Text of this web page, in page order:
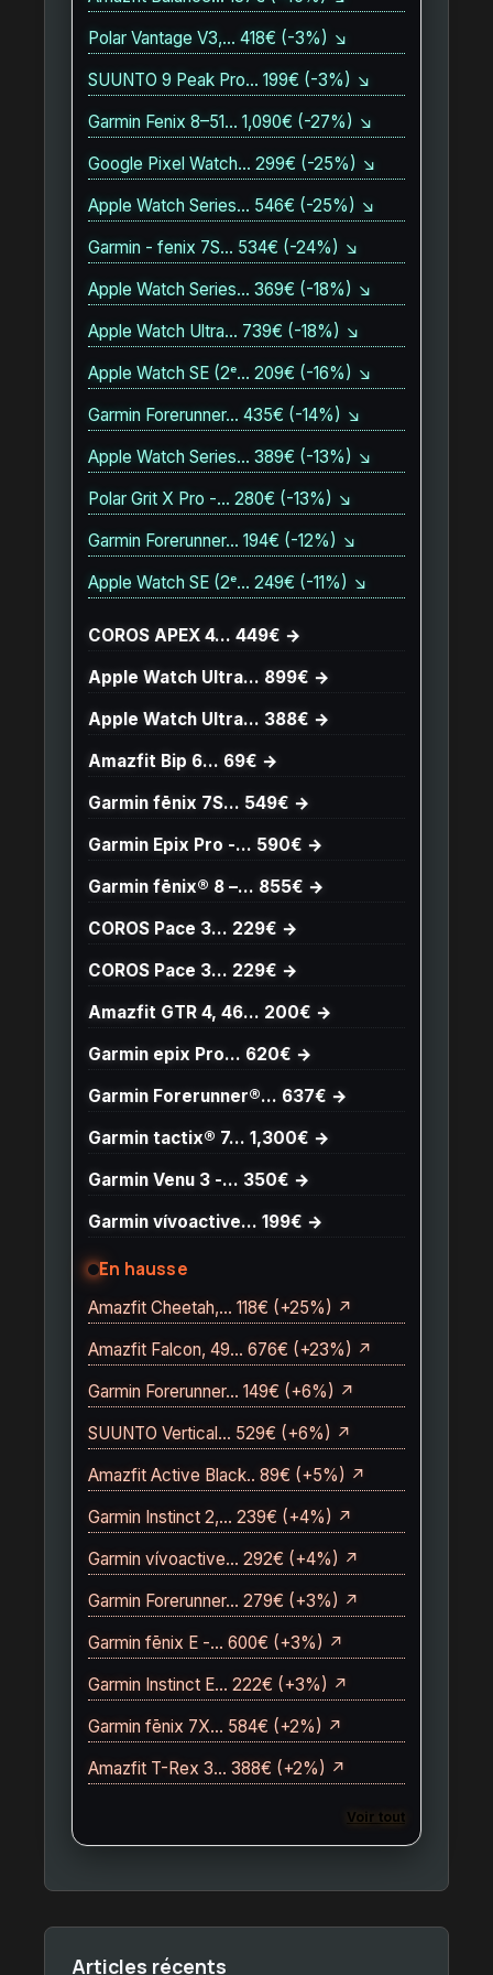
Polar Vantage V3,… 418€ (-3%) ↘
SUUNTO 9 Peak Pro… 199€ (-3%) ↘
Garmin Fenix 8–51… 1,090€ (-27%) ↘
Google Pixel Watch… 299€ (-25%) ↘
Apple Watch Series… 546€ (-25%) ↘
Garmin - fenix 7S… 534€ (-24%) ↘
Apple Watch Series… 369€ (-18%) ↘
Apple Watch Ultra… 739€ (-18%) ↘
Apple Watch SE (2ᵉ… 209€ (-16%) ↘
Garmin Forerunner… 435€ (-14%) ↘
Apple Watch Series… 389€ (-13%) ↘
Polar Grit X Pro -… 280€ (-13%) ↘
Garmin Forerunner… 194€ (-12%) ↘
Apple Watch SE (2ᵉ… 249€ (-11%) ↘
COROS APEX 4… 449€ →
Apple Watch Ultra… 899€ →
Apple Watch Ultra… 388€ →
Amazfit Bip 6… 69€ →
Garmin fēnix 7S… 549€ →
Garmin Epix Pro -… 590€ →
Garmin fēnix® 8 –… 855€ →
COROS Pace 3… 229€ →
COROS Pace 3… 229€ →
Amazfit GTR 4, 46… 200€ →
Garmin epix Pro… 620€ →
Garmin Forerunner®… 637€ →
Garmin tactix® 7… 1,300€ →
Garmin Venu 3 -… 350€ →
Garmin vívoactive… 199€ →
En hausse
Amazfit Cheetah,… 118€ (+25%) ↗
Amazfit Falcon, 49… 676€ (+23%) ↗
Garmin Forerunner… 149€ (+6%) ↗
SUUNTO Vertical… 529€ (+6%) ↗
Amazfit Active Black.. 89€ (+5%) ↗
Garmin Instinct 2,… 239€ (+4%) ↗
Garmin vívoactive… 292€ (+4%) ↗
Garmin Forerunner… 279€ (+3%) ↗
Garmin fēnix E -… 600€ (+3%) ↗
Garmin Instinct E… 222€ (+3%) ↗
Garmin fēnix 7X… 584€ (+2%) ↗
Amazfit T-Rex 3… 388€ (+2%) ↗
Voir tout
Articles récents